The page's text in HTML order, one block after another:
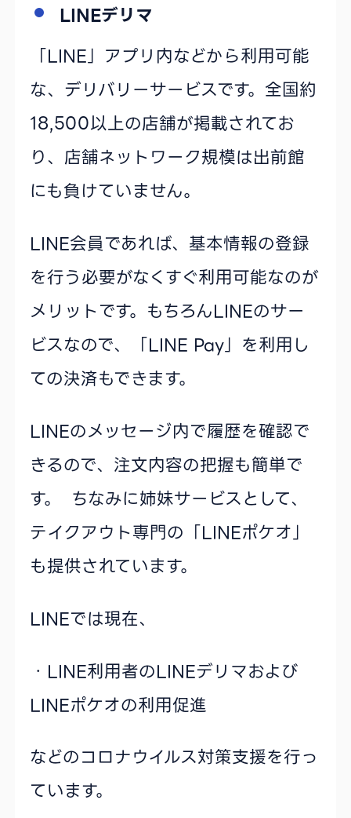
LINEデリマ
「LINE」アプリ内などから利用可能
な、デリバリーサービスです。全国約
18,500以上の店舗が掲載されてお
り、店舗ネットワーク規模は出前館
にも負けていません。
LINE会員であれば、基本情報の登録
を行う必要がなくすぐ利用可能なのが
メリットです。もちろんLINEのサー
ビスなので、「LINE Pay」を利用し
ての決済もできます。
LINEのメッセージ内で履歴を確認で
きるので、注文内容の把握も簡単で
す。 ちなみに姉妹サービスとして、
テイクアウト専門の「LINEポケオ」
も提供されています。
LINEでは現在、
・LINE利用者のLINEデリマおよび
LINEポケオの利用促進
などのコロナウイルス対策支援を行っ
ています。